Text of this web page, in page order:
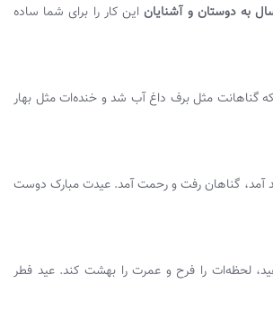
به دوستان و آشنایاناین کار را برای شما ساده
که گناهانت مثل برف داغ آب شد و خنده‌ات مثل بهار
آمد، گناهان رفت و رحمت آمد. عیدت مبارک دوست
لحظه‌ات را فرح و عمرت را بهشت کند. عید فطر